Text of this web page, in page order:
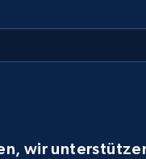
wir